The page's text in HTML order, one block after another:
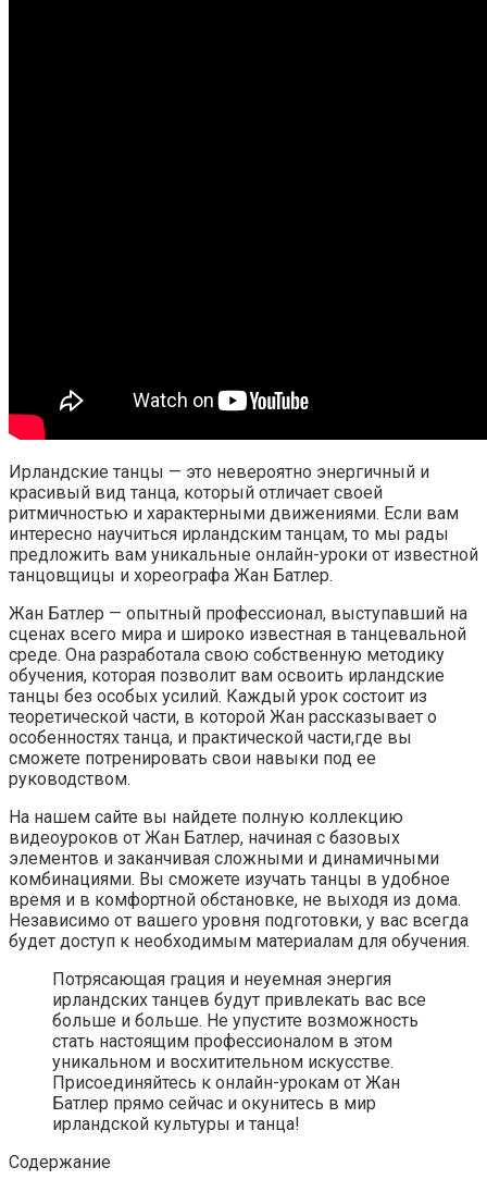
Ирландские танцы — это невероятно энергичный и
красивый вид танца, который отличает своей
ритмичностью и характерными движениями. Если вам
интересно научиться ирландским танцам, то мы рады
предложить вам уникальные онлайн-уроки от известной
танцовщицы и хореографа Жан Батлер.
Жан Батлер — опытный профессионал, выступавший на
сценах всего мира и широко известная в танцевальной
среде. Она разработала свою собственную методику
обучения, которая позволит вам освоить ирландские
танцы без особых усилий. Каждый урок состоит из
теоретической части, в которой Жан рассказывает о
особенностях танца, и практической части,где вы
сможете потренировать свои навыки под ее
руководством.
На нашем сайте вы найдете полную коллекцию
видеоуроков от Жан Батлер, начиная с базовых
элементов и заканчивая сложными и динамичными
комбинациями. Вы сможете изучать танцы в удобное
время и в комфортной обстановке, не выходя из дома.
Независимо от вашего уровня подготовки, у вас всегда
будет доступ к необходимым материалам для обучения.
Потрясающая грация и неуемная энергия
ирландских танцев будут привлекать вас все
больше и больше. Не упустите возможность
стать настоящим профессионалом в этом
уникальном и восхитительном искусстве.
Присоединяйтесь к онлайн-урокам от Жан
Батлер прямо сейчас и окунитесь в мир
ирландской культуры и танца!
Содержание